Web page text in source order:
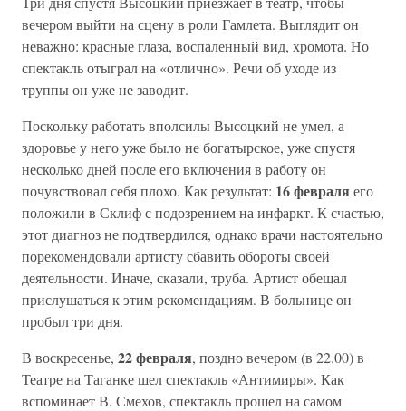
вечером выйти на сцену в роли Гамлета. Выглядит он
неважно: красные глаза, воспаленный вид, хромота. Но
спектакль отыграл на «отлично». Речи об уходе из
труппы он уже не заводит.
Поскольку работать вполсилы Высоцкий не умел, а
здоровье у него уже было не богатырское, уже спустя
несколько дней после его включения в работу он
почувствовал себя плохо. Как результат: 16 февраля его
положили в Склиф с подозрением на инфаркт. К счастью,
этот диагноз не подтвердился, однако врачи настоятельно
порекомендовали артисту сбавить обороты своей
деятельности. Иначе, сказали, труба. Артист обещал
прислушаться к этим рекомендациям. В больнице он
пробыл три дня.
В воскресенье, 22 февраля, поздно вечером (в 22.00) в
Театре на Таганке шел спектакль «Антимиры». Как
вспоминает В. Смехов, спектакль прошел на самом